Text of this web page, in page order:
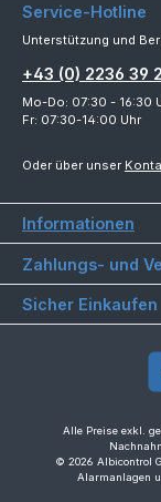
Service-Hotline
Unterstützung und
+43 (0) 2236 39
Mo-Do: 07:30 - 16:30
Fr: 07:30-14:00 Uhr
Oder über unser
Informationen
Zahlungs- und
Sicher Einkaufen
Alle Preise exkl.
© 2026 Albicontrol
Alarmanlagen